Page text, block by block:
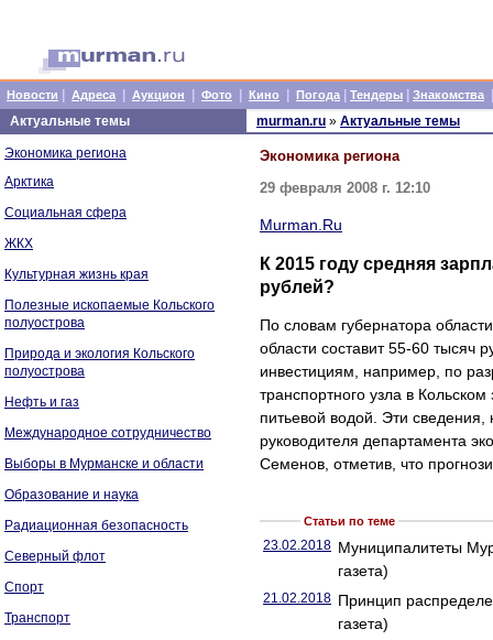
Новости Адреса Аукцион Фото Кино Погода Тендеры Знакомства
Актуальные темы
Экономика региона
Арктика
Социальная сфера
ЖКХ
Культурная жизнь края
Полезные ископаемые Кольского
полуострова
Природа и экология Кольского
полуострова
Нефть и газ
Международное сотрудничество
Выборы в Мурманске и области
Образование и наука
Радиационная безопасность
Северный флот
Спорт
Транспорт
murman.ru » Актуальные темы
Экономика региона
29 февраля 2008 г. 12:10
Murman.Ru
К 2015 году средняя
рублей?
По словам губернатора
области составит 55-60 тысяч
инвестициям, например, по
транспортного узла в
питьевой водой. Эти
руководителя департамента
Семенов, отметив, что
Статьи по теме
23.02.2018 Муниципалитеты
газета)
21.02.2018 Принцип
газета)